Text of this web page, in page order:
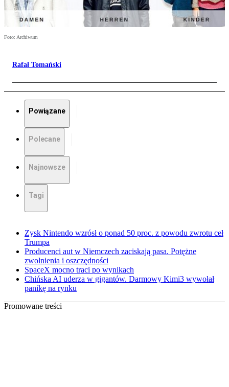
Foto: Archiwum
Rafał Tomański
Powiązane
Polecane
Najnowsze
Tagi
Zysk Nintendo wzrósł o ponad 50 proc. z powodu zwrotu ceł
Trumpa
Producenci aut w Niemczech zaciskają pasa. Potężne
zwolnienia i oszczędności
SpaceX mocno traci po wynikach
Chińska AI uderza w gigantów. Darmowy Kimi3 wywołał
panikę na rynku
Promowane treści